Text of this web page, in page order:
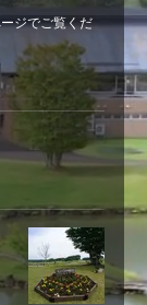
ジでご覧くだ